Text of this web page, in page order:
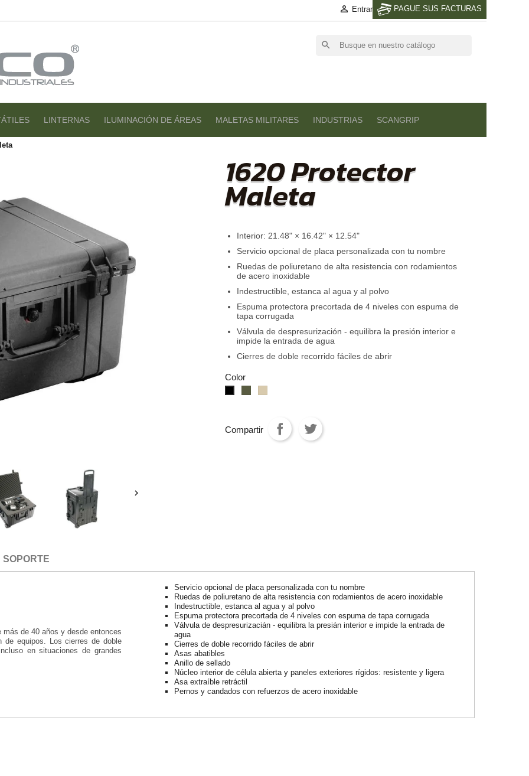
 Entrar PAGUE SUS FACTURAS
search
LINTERNAS ILUMINACIÓN DE ÁREAS MALETAS MILITARES INDUSTRIAS SCANGRIP

1620 Protector
Maleta
Interior: 21.48" × 16.42" × 12.54"
Servicio opcional de placa personalizada con tu nombre
Ruedas de poliuretano de alta resistencia con rodamientos
de acero inoxidable
Indestructible, estanca al agua y al polvo
Espuma protectora precortada de 4 niveles con espuma de
tapa corrugada
Válvula de despresurización - equilibra la presión interior e
impide la entrada de agua
Cierres de doble recorrido fáciles de abrir
Color
Compartir
SOPORTE
de 40 años y desde entonces
de equipos. Los cierres de doble
en situaciones de grandes
Servicio opcional de placa personalizada con tu nombre
Ruedas de poliuretano de alta resistencia con rodamientos de acero inoxidable
Indestructible, estanca al agua y al polvo
Espuma protectora precortada de 4 niveles con espuma de tapa corrugada
Válvula de despresurizacián - equilibra la presián interior e impide la entrada de
agua
Cierres de doble recorrido fáciles de abrir
Asas abatibles
Anillo de sellado
Núcleo interior de célula abierta y paneles exteriores rígidos: resistente y ligera
Asa extraíble retráctil
Pernos y candados con refuerzos de acero inoxidable